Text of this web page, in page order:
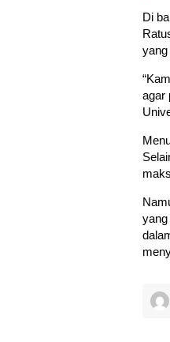
Di
yang
agar
yang